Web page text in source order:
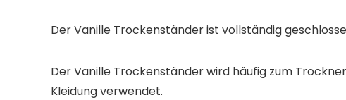
Der Vanille Trockenständer ist vollständig
Der Vanille Trockenständer wird häufig zum
Kleidung verwendet.